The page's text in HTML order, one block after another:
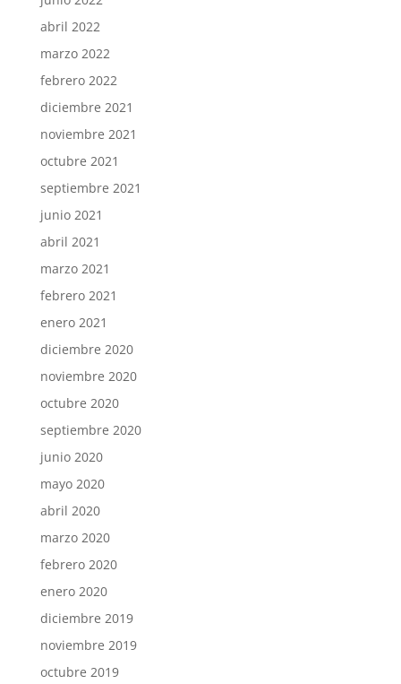
abril 2022
marzo 2022
febrero 2022
diciembre 2021
noviembre 2021
octubre 2021
septiembre 2021
junio 2021
abril 2021
marzo 2021
febrero 2021
enero 2021
diciembre 2020
noviembre 2020
octubre 2020
septiembre 2020
junio 2020
mayo 2020
abril 2020
marzo 2020
febrero 2020
enero 2020
diciembre 2019
noviembre 2019
octubre 2019